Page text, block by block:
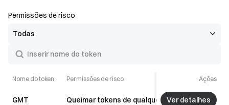
Permissões de risco
Nome do token Permissões de risco Status
Ações
GMT Queimar tokens de qualquer conta Riscos
Ver detalhes